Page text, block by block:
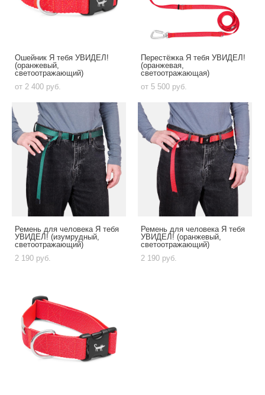
Ошейник Я тебя УВИДЕЛ!
(оранжевый,
светоотражающий)
от 2 400 pуб.
Перестёжка Я тебя УВИДЕЛ!
(оранжевая,
светоотражающая)
от 5 500 pуб.
Ремень для человека Я тебя
УВИДЕЛ! (изумрудный,
светоотражающий)
2 190 pуб.
Ремень для человека Я тебя
УВИДЕЛ! (оранжевый,
светоотражающий)
2 190 pуб.